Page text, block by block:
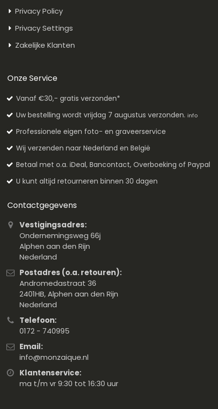
Privacy Policy
Privacy Settings
Zakelijke Klanten
Onze Service
Vanaf €30,- gratis verzonden*
Uw bestelling wordt vrijdag 7 augustus verzonden. info
Professionele eigen foto- en graveerservice
Wij verzenden naar Nederland en België
Betaal met o.a. iDeal, Bancontact, Overboeking of Paypal
U kunt altijd retourneren binnen 30 dagen
Contactgegevens
Vestigingsadres:
Ondernemingsweg 66j
Alphen aan den Rijn
Nederland
Postadres (o.a. retouren):
Andromedastraat 36
2401HB, Alphen aan den Rijn
Nederland
Telefoon:
0172 - 740995
Email:
info@monzaique.nl
Klantenservice:
ma t/m vr 9:30 tot 16:30 uur